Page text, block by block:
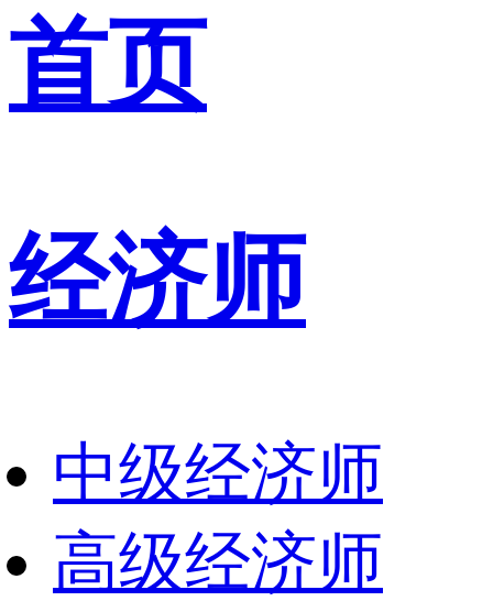
首页
经济师
中级经济师
高级经济师